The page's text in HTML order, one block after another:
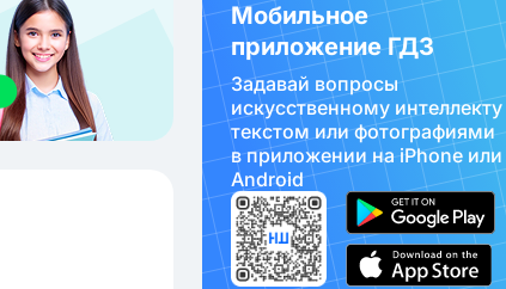
Мобильное
приложение ГДЗ
Задавай вопросы
искуcственному интеллекту
текстом или фотографиями
в приложении на iPhone или
Android